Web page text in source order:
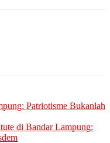
Patriotisme Bukanlah
di Bandar Lampung: